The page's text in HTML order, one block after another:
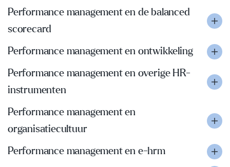
Performance management en de balanced
scorecard
Performance management en ontwikkeling
Performance management en overige HR-
instrumenten
Performance management en
organisatiecultuur
Performance management en e-hrm